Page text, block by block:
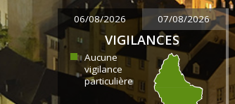
06/08/2026 07/08/2026
VIGILANCES
Aucune
vigilance
particulière